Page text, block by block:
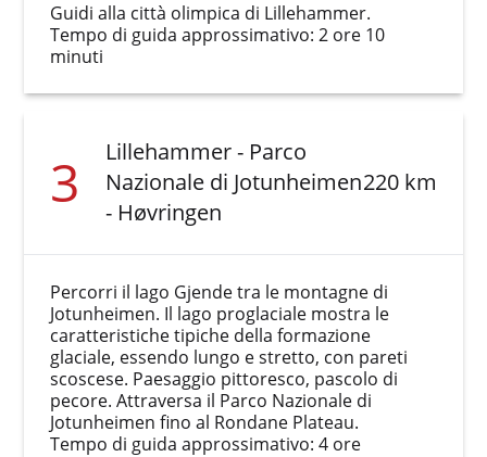
Guidi alla città olimpica di Lillehammer.
Tempo di guida approssimativo: 2 ore 10
minuti
3
Lillehammer - Parco
Nazionale di Jotunheimen
- Høvringen
220 km
Percorri il lago Gjende tra le montagne di
Jotunheimen. Il lago proglaciale mostra le
caratteristiche tipiche della formazione
glaciale, essendo lungo e stretto, con pareti
scoscese. Paesaggio pittoresco, pascolo di
pecore. Attraversa il Parco Nazionale di
Jotunheimen fino al Rondane Plateau.
Tempo di guida approssimativo: 4 ore